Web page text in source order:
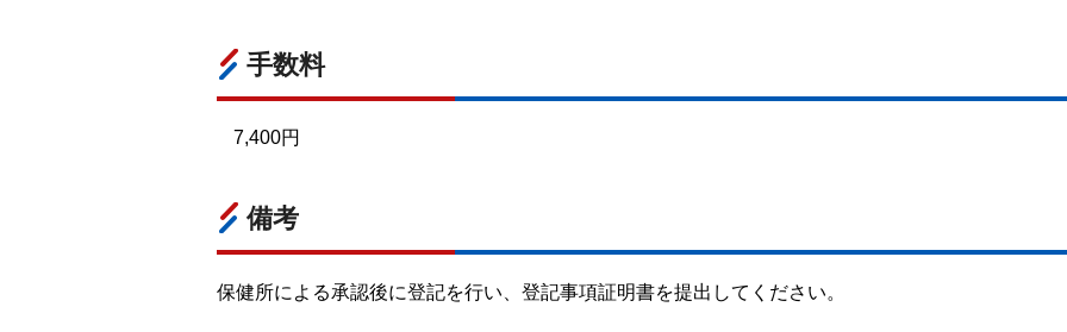
手数料
7,400円
備考
保健所による承認後に登記を行い、登記事項証明書を提出してください。